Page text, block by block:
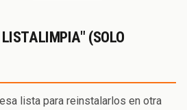
(SOLO
lista para reinstalarlos en otra